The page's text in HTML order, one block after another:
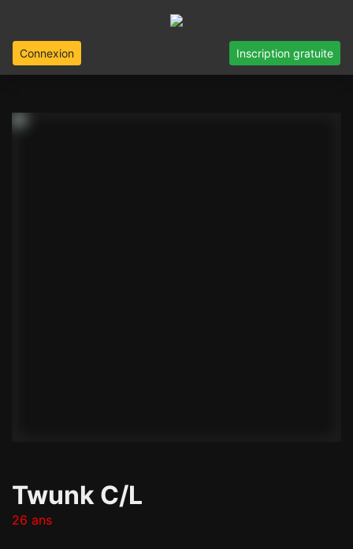
Connexion Inscription gratuite
Twunk C/L
26 ans